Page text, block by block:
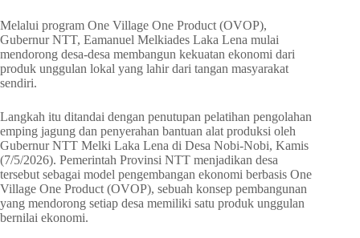
Melalui program One Village One Product (OVOP),
Gubernur NTT, Eamanuel Melkiades Laka Lena mulai
mendorong desa-desa membangun kekuatan ekonomi dari
produk unggulan lokal yang lahir dari tangan masyarakat
sendiri.
Langkah itu ditandai dengan penutupan pelatihan pengolahan
emping jagung dan penyerahan bantuan alat produksi oleh
Gubernur NTT Melki Laka Lena di Desa Nobi-Nobi, Kamis
(7/5/2026). Pemerintah Provinsi NTT menjadikan desa
tersebut sebagai model pengembangan ekonomi berbasis One
Village One Product (OVOP), sebuah konsep pembangunan
yang mendorong setiap desa memiliki satu produk unggulan
bernilai ekonomi.